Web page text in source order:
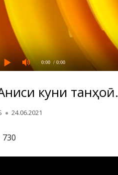
0:00 / 0:00
кунҷи
Опубликовано
24.06.2021
730